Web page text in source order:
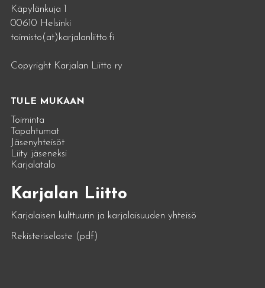
Käpylänkuja 1
00610 Helsinki
toimisto(at)karjalanliitto.fi
Copyright Karjalan Liitto ry
TULE MUKAAN
Toiminta
Tapahtumat
Jäsenyhteisöt
Liity jäseneksi
Karjalatalo
Karjalan Liitto
Karjalaisen kulttuurin ja karjalaisuuden yhteisö
Rekisteriseloste (pdf)